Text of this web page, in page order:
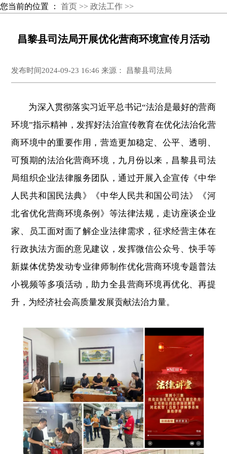
您当前的位置 ： 首页 >> 政法工作 >>
昌黎县司法局开展优化营商环境宣传月活动
发布时间2024-09-23 16:46 来源： 昌黎县司法局
为深入贯彻落实习近平总书记“法治是最好的营商
环境”指示精神，发挥好法治宣传教育在优化法治化营
商环境中的重要作用，营造更加稳定、公平、透明、
可预期的法治化营商环境，九月份以来，昌黎县司法
局组织企业法律服务团队，通过开展入企宣传《中华
人民共和国民法典》《中华人民共和国公司法》《河
北省优化营商环境条例》等法律法规，走访座谈企业
家、员工面对面了解企业法律需求，征求经营主体在
行政执法方面的意见建议，发挥微信公众号、快手等
新媒体优势发动专业律师制作优化营商环境专题普法
小视频等多项活动，助力全县营商环境再优化、再提
升，为经济社会高质量发展贡献法治力量。